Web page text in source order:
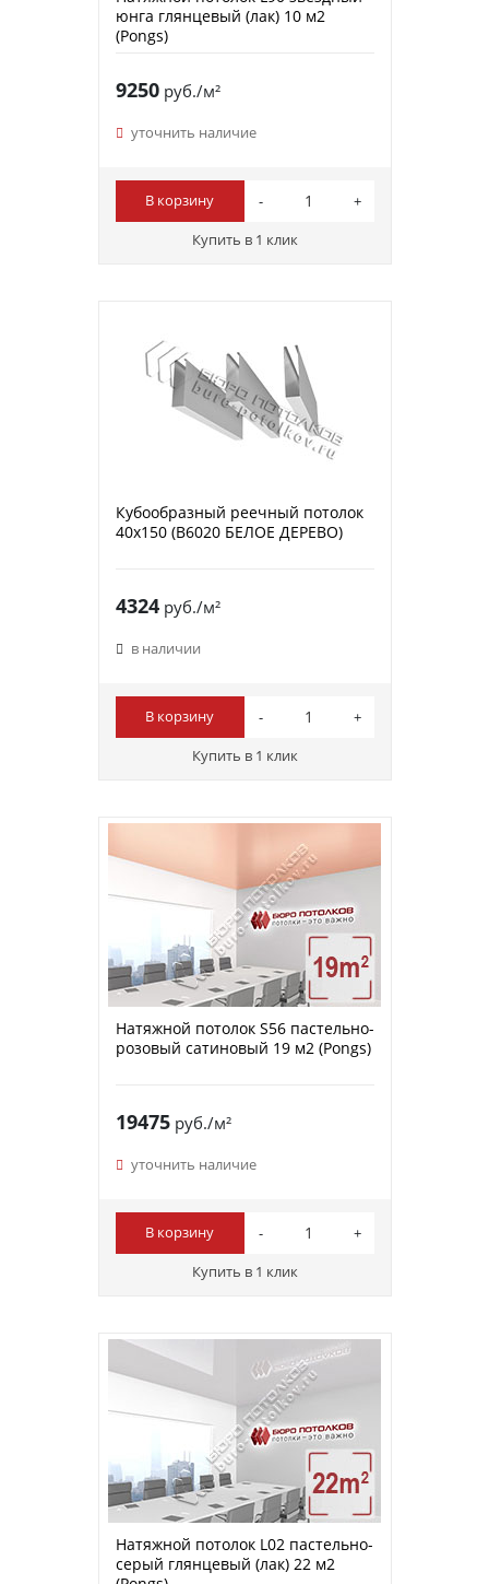
юнга глянцевый (лак) 10 м2
(Pongs)
9250руб./м²
уточнить наличие
В корзину
Купить в 1 клик
Кубообразный реечный потолок
40х150 (B6020 БЕЛОЕ ДЕРЕВО)
4324руб./м²
в наличии
В корзину
Купить в 1 клик
Натяжной потолок S56 пастельно-
розовый сатиновый 19 м2 (Pongs)
19475руб./м²
уточнить наличие
В корзину
Купить в 1 клик
Натяжной потолок L02 пастельно-
серый глянцевый (лак) 22 м2